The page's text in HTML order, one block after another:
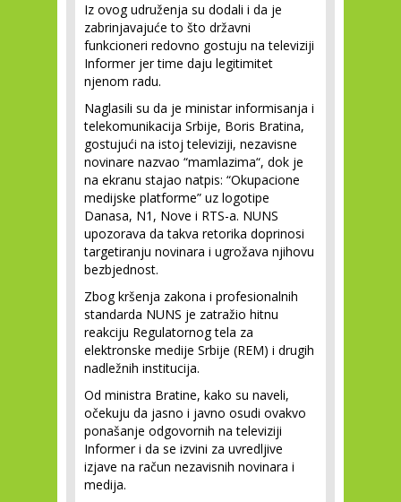
Iz ovog udruženja su dodali i da je
zabrinjavajuće to što državni
funkcioneri redovno gostuju na televiziji
Informer jer time daju legitimitet
njenom radu.
Naglasili su da je ministar informisanja i
telekomunikacija Srbije, Boris Bratina,
gostujući na istoj televiziji, nezavisne
novinare nazvao “mamlazima“, dok je
na ekranu stajao natpis: “Okupacione
medijske platforme” uz logotipe
Danasa, N1, Nove i RTS-a. NUNS
upozorava da takva retorika doprinosi
targetiranju novinara i ugrožava njihovu
bezbjednost.
Zbog kršenja zakona i profesionalnih
standarda NUNS je zatražio hitnu
reakciju Regulatornog tela za
elektronske medije Srbije (REM) i drugih
nadležnih institucija.
Od ministra Bratine, kako su naveli,
očekuju da jasno i javno osudi ovakvo
ponašanje odgovornih na televiziji
Informer i da se izvini za uvredljive
izjave na račun nezavisnih novinara i
medija.